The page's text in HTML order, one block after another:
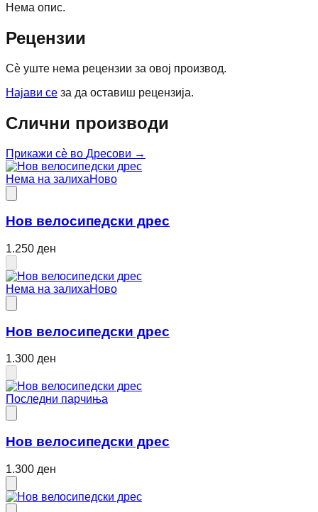
Нема опис.
Рецензии
Сè уште нема рецензии за овој производ.
Најави се за да оставиш рецензија.
Слични производи
Прикажи сè во Дресови →
Нема на залихаНово
Нов велосипедски дрес
1.250 ден
Нема на залихаНово
Нов велосипедски дрес
1.300 ден
Последни парчиња
Нов велосипедски дрес
1.300 ден